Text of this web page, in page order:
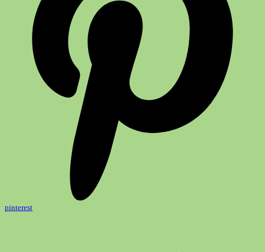
pinterest